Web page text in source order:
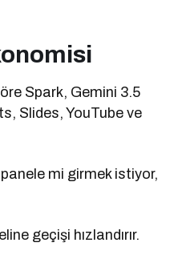
Spark, Gemini 3.5
Slides, YouTube ve
mi girmek istiyor,
geçişi hızlandırır.